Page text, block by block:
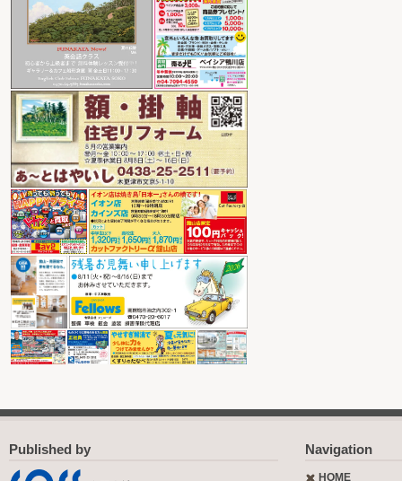
Published by Navigation
HOME